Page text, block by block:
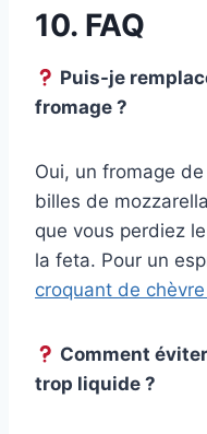
10. FAQ
Puis-je
fromage ?
Oui, un fromage
billes de
que vous perdiez
la feta. Pour un
croquant de
Comment
trop liquide ?